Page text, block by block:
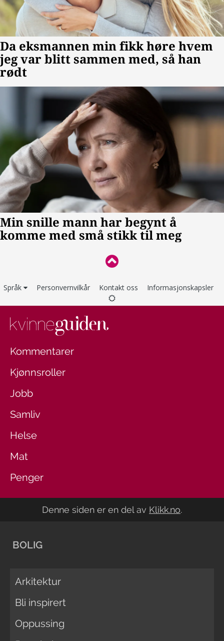
Språk Personvernvilkår Kontakt oss Informasjonskapsler
Kommentarer
Kjønnsroller
Jobb
Samliv
Helse
Mat
Penger
Denne siden er en del av Klikk.no.
BOLIG
Arkitektur
Bli inspirert
Oppussing